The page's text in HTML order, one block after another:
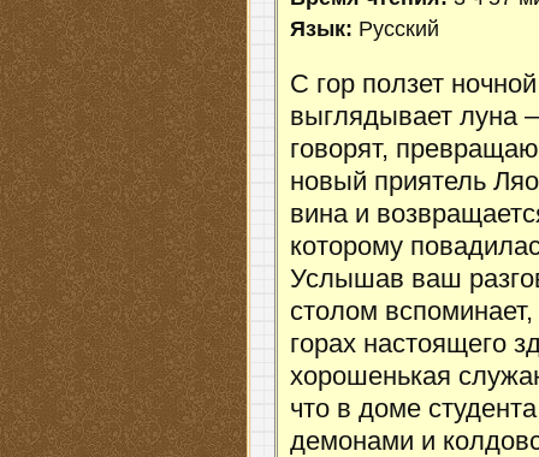
Язык: Русский
С гор ползет
выглядывает луна
говорят,
новый приятель
вина и
которому
Услышав ваш
столом
горах настоящего
хорошенькая
что в доме
демонами и